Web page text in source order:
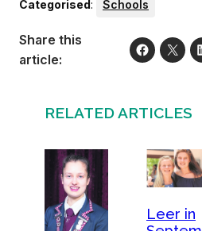
Categorised: Schools
Share this
article:
RELATED ARTICLES
Leer in